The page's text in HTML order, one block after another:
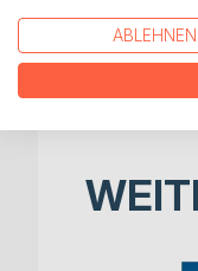
LR
ABLEHNEN